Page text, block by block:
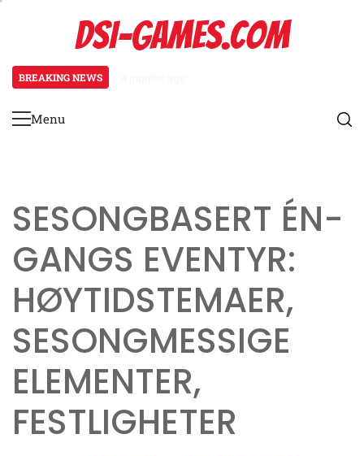
DSI-GAMES.COM
BREAKING NEWS
Primary
Menu
SESONGBASERT ÉN-
GANGS EVENTYR:
HØYTIDSTEMAER,
SESONGMESSIGE
ELEMENTER,
FESTLIGHETER